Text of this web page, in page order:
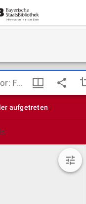
TypeError: Failed to fetch
aufgetreten